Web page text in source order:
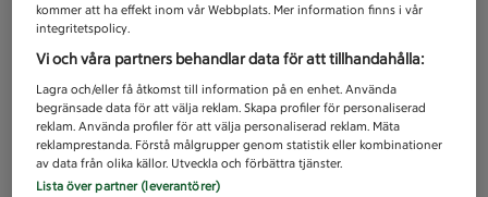
kommer att ha effekt inom vår Webbplats. Mer information finns i vår
integritetspolicy.
Vi och våra partners behandlar data för att tillhandahålla:
Lagra och/eller få åtkomst till information på en enhet. Använda
begränsade data för att välja reklam. Skapa profiler för personaliserad
reklam. Använda profiler för att välja personaliserad reklam. Mäta
reklamprestanda. Förstå målgrupper genom statistik eller kombinationer
av data från olika källor. Utveckla och förbättra tjänster.
Lista över partner (leverantörer)